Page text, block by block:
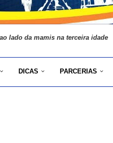
lado da mamis na terceira idade
DICAS PARCERIAS